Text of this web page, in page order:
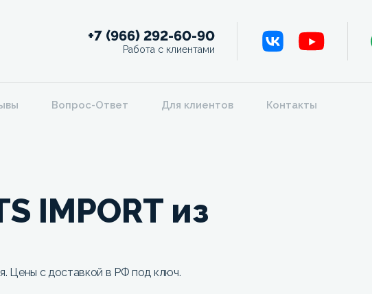
+7 (966) 292-60-90
Работа с клиентами
Вопрос-Ответ Для клиентов Контакты
IMPORT из
Цены с доставкой в РФ под ключ.